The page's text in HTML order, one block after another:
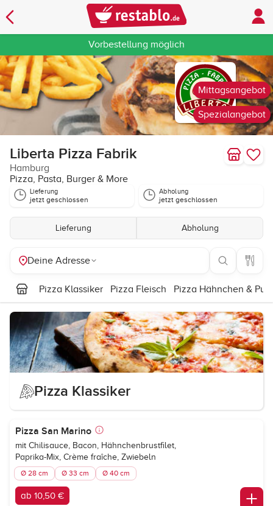
Vorbestellung möglich
Spezialangebot
Mittagsangebot
Liberta Pizza Fabrik
Hamburg
Pizza, Pasta, Burger & More
Lieferung
jetzt geschlossen
Abholung
jetzt geschlossen
Lieferung Abholung
Deine Adresse
Pizza Klassiker Pizza Fleisch Pizza Hähnchen &
Pizza Klassiker
Pizza San Marino
mit Chilisauce, Bacon, Hähnchenbrustfilet,
Paprika-Mix, Crème fraîche, Zwiebeln
Ø 28 cm Ø 33 cm Ø 40 cm
ab 10,50 €